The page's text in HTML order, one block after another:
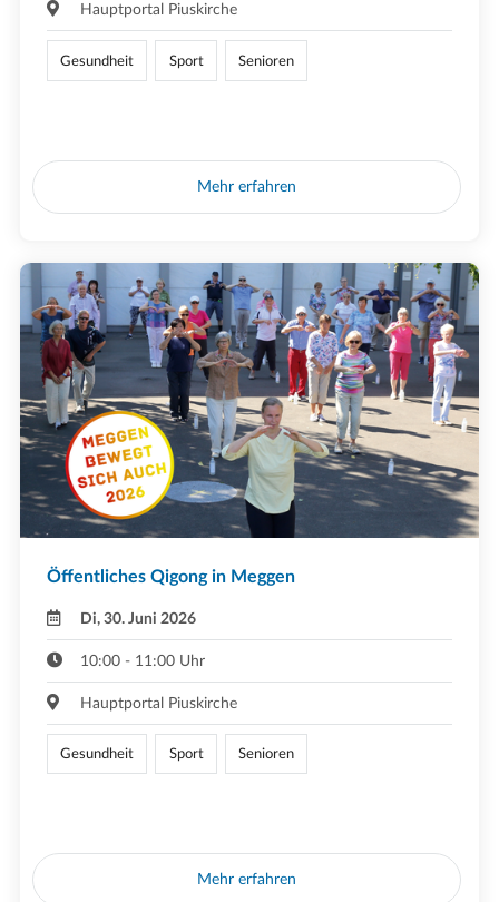
Hauptportal Piuskirche
Gesundheit Sport Senioren
Mehr erfahren
Öffentliches Qigong in Meggen
Di, 30. Juni 2026
10:00 - 11:00 Uhr
Hauptportal Piuskirche
Gesundheit Sport Senioren
Mehr erfahren